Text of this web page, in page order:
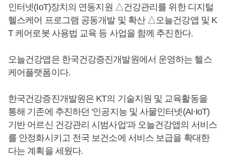
인터넷(IoT)장치의 연동지원 △건강관리를 위한 디지털
헬스케어 프로그램 공동개발 및 확산 △오늘건강앱 및 K
T 케어로봇 사용법 교육 등 사업을 함께 추진한다.
오늘건강앱은 한국건강증진개발원에서 운영하는 헬스
케어플랫폼이다.
한국건강증진개발원은 KT의 기술지원 및 교육활동을
통해 기존에 추진하던 '인공지능 및 사물인터넷(AI·IoT)
기반 어르신 건강관리 시범사업'과 오늘건강앱의 서비스
를 안정화시키고 전국 보건소에 서비스 보급을 확대한
다는 계획을 세웠다.